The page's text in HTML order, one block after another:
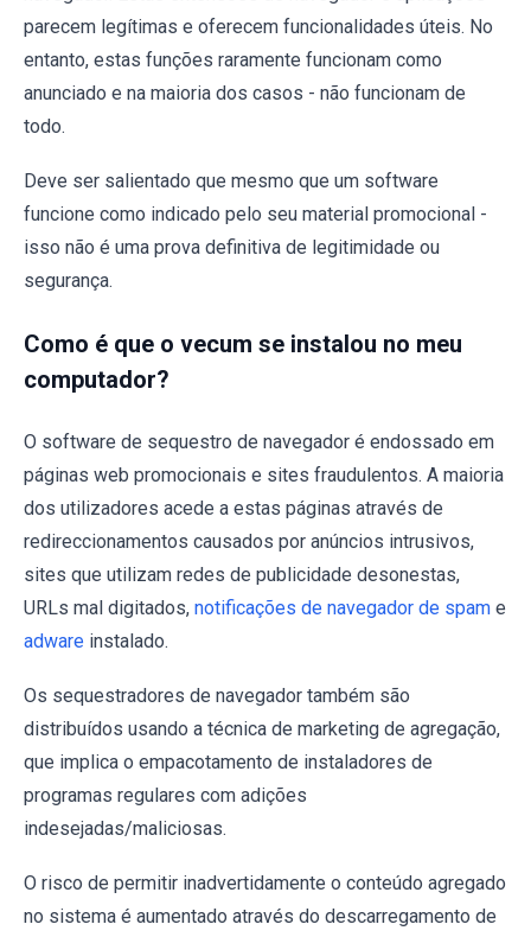
parecem legítimas e oferecem funcionalidades úteis. No
entanto, estas funções raramente funcionam como
anunciado e na maioria dos casos - não funcionam de
todo.
Deve ser salientado que mesmo que um software
funcione como indicado pelo seu material promocional -
isso não é uma prova definitiva de legitimidade ou
segurança.
Como é que o vecum se instalou no meu
computador?
O software de sequestro de navegador é endossado em
páginas web promocionais e sites fraudulentos. A maioria
dos utilizadores acede a estas páginas através de
redireccionamentos causados por anúncios intrusivos,
sites que utilizam redes de publicidade desonestas,
URLs mal digitados, notificações de navegador de spam e
adware instalado.
Os sequestradores de navegador também são
distribuídos usando a técnica de marketing de agregação,
que implica o empacotamento de instaladores de
programas regulares com adições
indesejadas/maliciosas.
O risco de permitir inadvertidamente o conteúdo agregado
no sistema é aumentado através do descarregamento de